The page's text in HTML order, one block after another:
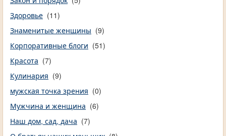
Здоровье (11)
Знаменитые женщины (9)
Корпоративные блоги (51)
Красота (7)
Кулинария (9)
мужская точка зрения (0)
Мужчина и женщина (6)
Наш дом, сад, дача (7)